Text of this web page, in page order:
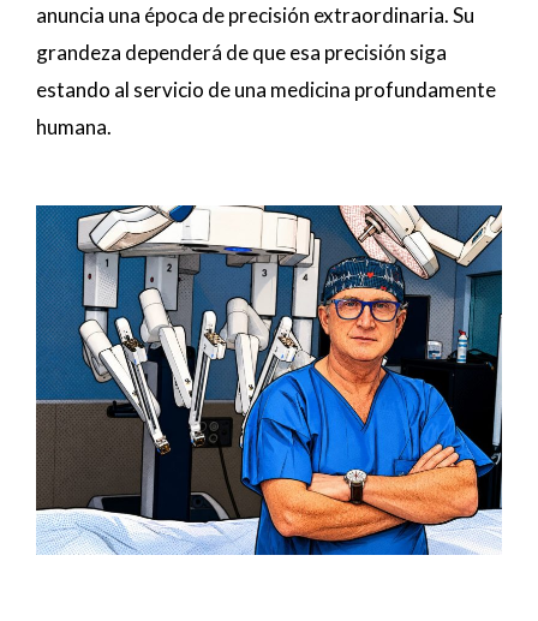
anuncia una época de precisión extraordinaria. Su
grandeza dependerá de que esa precisión siga
estando al servicio de una medicina profundamente
humana.